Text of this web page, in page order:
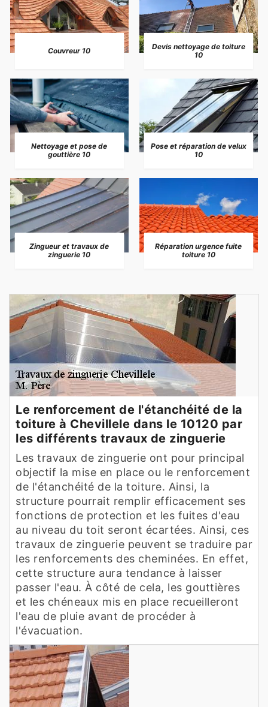
Couvreur 10
Devis nettoyage de toiture
10
Nettoyage et pose de
gouttière 10
Pose et réparation de velux
10
Zingueur et travaux de
zinguerie 10
Réparation urgence fuite
toiture 10
Le renforcement de l'étanchéité de la
toiture à Chevillele dans le 10120 par
les différents travaux de zinguerie
Les travaux de zinguerie ont pour principal
objectif la mise en place ou le renforcement
de l'étanchéité de la toiture. Ainsi, la
structure pourrait remplir efficacement ses
fonctions de protection et les fuites d'eau
au niveau du toit seront écartées. Ainsi, ces
travaux de zinguerie peuvent se traduire par
les renforcements des cheminées. En effet,
cette structure aura tendance à laisser
passer l'eau. À côté de cela, les gouttières
et les chéneaux mis en place recueilleront
l'eau de pluie avant de procéder à
l'évacuation.